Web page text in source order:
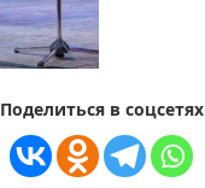
Поделиться в соцсетях